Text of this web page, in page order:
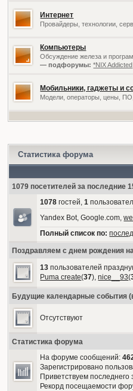
Интернет
Провайдеры, технологии,
Компьютеры
Обсуждение железа и
— подфорумы: *NIX Addicted
Мобильники, гаджеты и
Модели, операторы, цены,
Статистика форума
1079 посетителей за последние
1078 гостей,1
Yandex Bot, Google.com,
Полный список по:
Поздравляем с днем рождения
13 пользователей
Puma create(37),nice__93(
Будущие календарные события
Отсутствуют
Статистика форума
На форуме сообщений:
Зарегистрировано
Приветствуем
Рекорд посещаемости